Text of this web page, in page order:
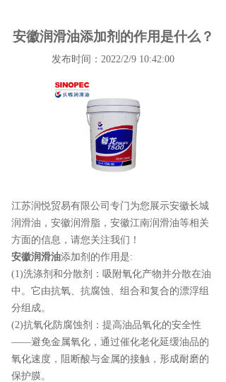
安徽润滑油添加剂的作用是什么？
发布时间：2022/2/9 10:42:00
江苏润悦贸易有限公司专门为您展示安徽长城
润滑油 ，安徽润滑脂，安徽江南润滑油等相关
方面的信息，请您关注我们！
安徽润滑油添加剂的作用是:
(1)洗涤剂和分散剂：吸附氧化产物并分散在油
中。它由抗氧、抗腐蚀、组合和复合的漂浮组
分组成。
(2)抗氧化防腐蚀剂：提高油品氧化的安全性
——避免金属氧化，通过催化老化延缓油品的
氧化速度，阻断酸与金属的接触，形成耐磨的
保护膜。